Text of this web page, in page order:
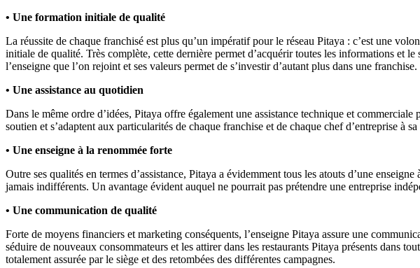
• Une formation initiale de qualité
La réussite de chaque franchisé est plus qu’un impératif pour le réseau Pitaya : c’est une
initiale de qualité. Très complète, cette dernière permet d’acquérir toutes les informations et
l’enseigne que l’on rejoint et ses valeurs permet de s’investir d’autant plus dans une franchise.
• Une assistance au quotidien
Dans le même ordre d’idées, Pitaya offre également une assistance technique et
soutien et s’adaptent aux particularités de chaque franchise et de chaque chef d’entreprise à
• Une enseigne à la renommée forte
Outre ses qualités en termes d’assistance, Pitaya a évidemment tous les atouts d’une
jamais indifférents. Un avantage évident auquel ne pourrait pas prétendre une entreprise
• Une communication de qualité
Forte de moyens financiers et marketing conséquents, l’enseigne Pitaya assure une
séduire de nouveaux consommateurs et les attirer dans les restaurants Pitaya présents dans
totalement assurée par le siège et des retombées des différentes campagnes.